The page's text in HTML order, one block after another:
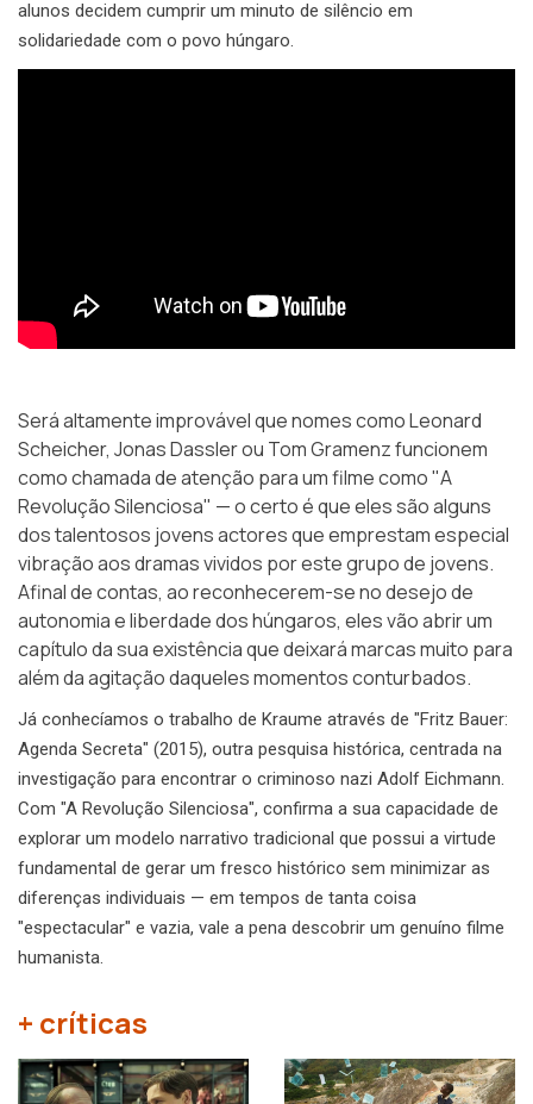
alunos decidem cumprir um minuto de silêncio em
solidariedade com o povo húngaro.
Será altamente improvável que nomes como Leonard
Scheicher, Jonas Dassler ou Tom Gramenz funcionem
como chamada de atenção para um filme como "A
Revolução Silenciosa" — o certo é que eles são alguns
dos talentosos jovens actores que emprestam especial
vibração aos dramas vividos por este grupo de jovens.
Afinal de contas, ao reconhecerem-se no desejo de
autonomia e liberdade dos húngaros, eles vão abrir um
capítulo da sua existência que deixará marcas muito para
além da agitação daqueles momentos conturbados.
Já conhecíamos o trabalho de Kraume através de "Fritz Bauer:
Agenda Secreta" (2015), outra pesquisa histórica, centrada na
investigação para encontrar o criminoso nazi Adolf Eichmann.
Com "A Revolução Silenciosa", confirma a sua capacidade de
explorar um modelo narrativo tradicional que possui a virtude
fundamental de gerar um fresco histórico sem minimizar as
diferenças individuais — em tempos de tanta coisa
"espectacular" e vazia, vale a pena descobrir um genuíno filme
humanista.
+ críticas